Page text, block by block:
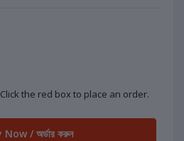
Click the red box to place an order.
Now / অর্ডার করুন